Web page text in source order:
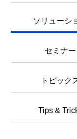
ソリューシ
セミナー
トピック
Tips &